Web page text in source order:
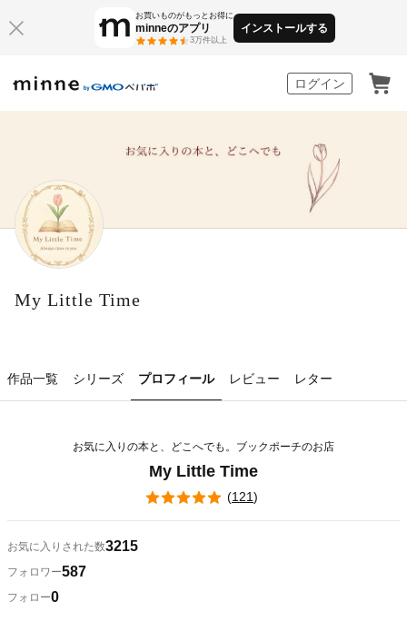
お買いものがもっとお得に
minneのアプリ
3万件以上
インストールする
ログイン
My Little Time
作品一覧 シリーズ プロフィール レビュー レター
お気に入りの本と、どこへでも。ブックポーチのお店
My Little Time
(121)
お気に入りされた数3215
フォロワー587
フォロー0